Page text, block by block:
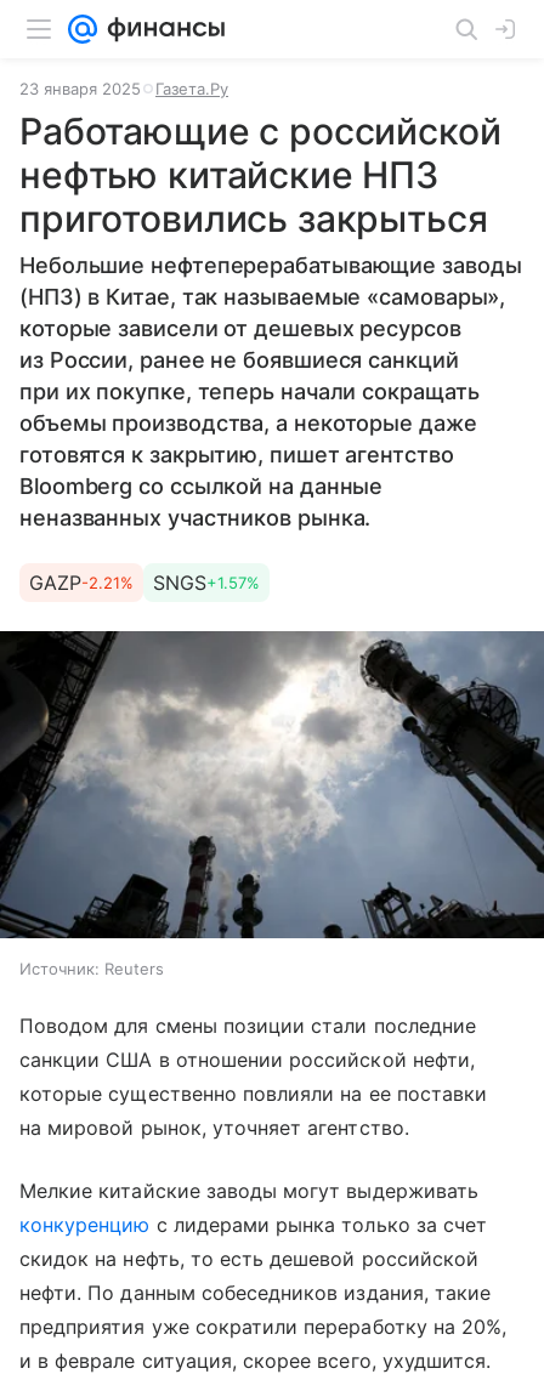
23 января 2025 Газета.Ру
Работающие с российской
нефтью китайские НПЗ
приготовились закрыться
Небольшие нефтеперерабатывающие заводы
(НПЗ) в Китае, так называемые «самовары»,
которые зависели от дешевых ресурсов
из России, ранее не боявшиеся санкций
при их покупке, теперь начали сокращать
объемы производства, а некоторые даже
готовятся к закрытию, пишет агентство
Bloomberg со ссылкой на данные
неназванных участников рынка.
GAZP-2.21% SNGS+1.57%
Источник: Reuters
Поводом для смены позиции стали последние
санкции США в отношении российской нефти,
которые существенно повлияли на ее поставки
на мировой рынок, уточняет агентство.
Мелкие китайские заводы могут выдерживать
конкуренцию с лидерами рынка только за счет
скидок на нефть, то есть дешевой российской
нефти. По данным собеседников издания, такие
предприятия уже сократили переработку на 20%,
и в феврале ситуация, скорее всего, ухудшится.